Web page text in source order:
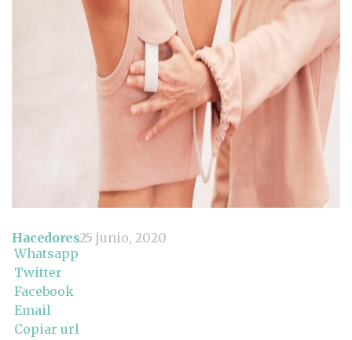
Hacedores25 junio, 2020
Whatsapp
Twitter
Facebook
Email
Copiar url